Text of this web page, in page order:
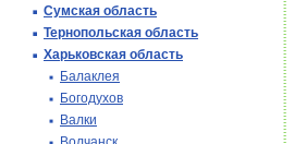
Сумская область
Тернопольская область
Харьковская область
Балаклея
Богодухов
Валки